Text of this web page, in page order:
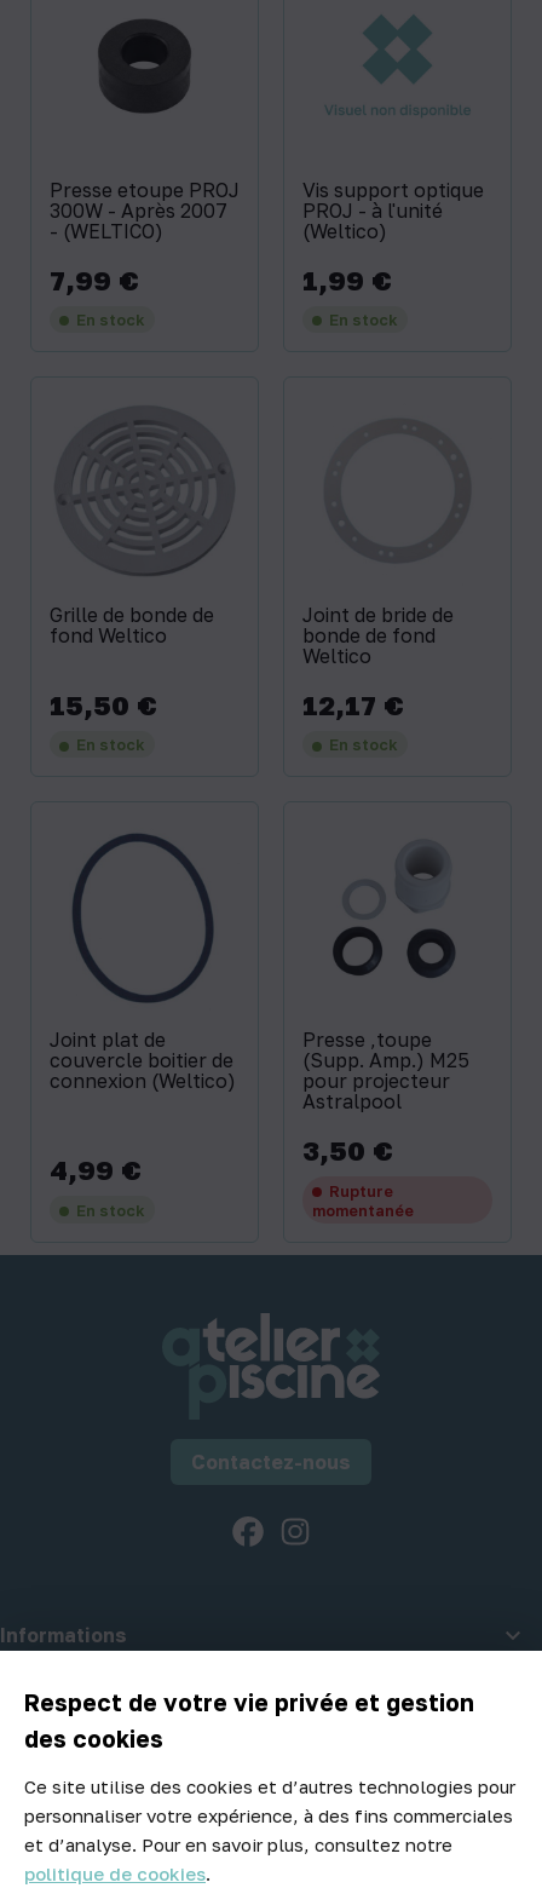
Respect de votre vie privée et gestion
des cookies
Ce site utilise des cookies et d’autres technologies pour
personnaliser votre expérience, à des fins commerciales
et d’analyse. Pour en savoir plus, consultez notre
politique de cookies.
Presse etoupe PROJ
300W - Après 2007
- (WELTICO)
Prix
7,99 €
En stock
Vis support optique
PROJ - à l'unité
(Weltico)
Prix
1,99 €
En stock
Grille de bonde de
fond Weltico
Prix
15,50 €
En stock
Joint de bride de
bonde de fond
Weltico
Prix
12,17 €
En stock
Joint plat de
couvercle boitier de
connexion (Weltico)
Prix
4,99 €
En stock
Presse ‚toupe
(Supp. Amp.) M25
pour projecteur
Astralpool
Prix
3,50 €
Rupture
momentanée
Contactez-nous
Facebook
Informations 
A propos d'Atelier Piscine
Newsletter
Ne manquez aucune opportunité ! Restez informé de nos meilleurs
prix et nouveaux arrivages.